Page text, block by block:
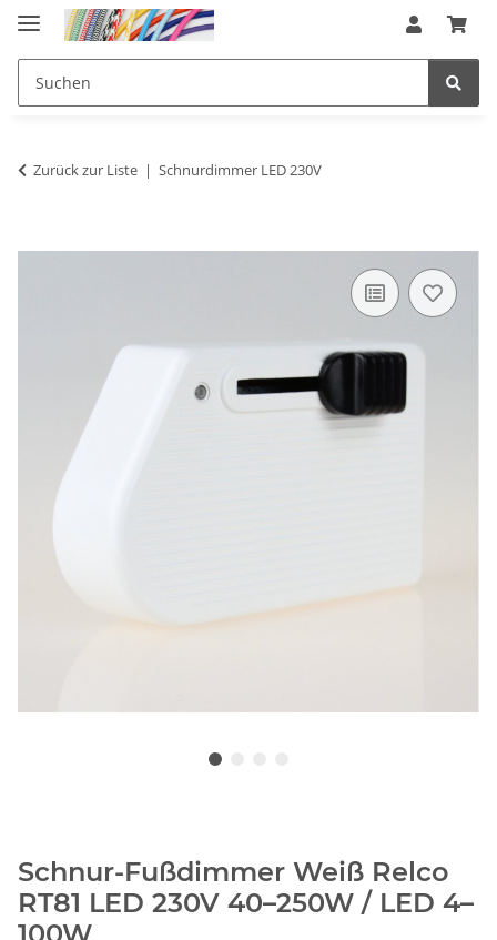
Zurück zur Liste Schnurdimmer LED 230V
Schnur-Fußdimmer Weiß Relco
RT81 LED 230V 40–250W / LED 4–